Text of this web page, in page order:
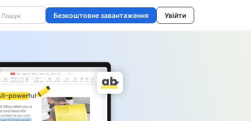
Безкоштовне завантаження Увійти